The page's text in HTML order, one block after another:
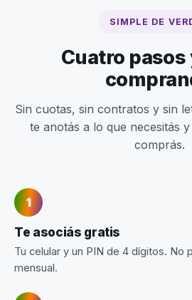
SIMPLE DE
Cuatro pasos
Sin cuotas, sin contratos y sin
te anotás a lo que necesitás
comprás.
Te asociás gratis
Tu celular y un PIN de 4 dígitos. No
mensual.